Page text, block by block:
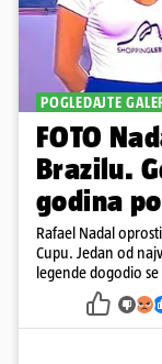
POGLEDAJTE
FOTO
Brazilu.
godina
Rafael Nadal
Cupu. Jedan od
legende dogodio
pažnju odvlačila